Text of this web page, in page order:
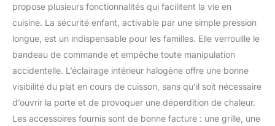
propose plusieurs fonctionnalités qui facilitent la vie en
cuisine. La sécurité enfant, activable par une simple pression
longue, est un indispensable pour les familles. Elle verrouille le
bandeau de commande et empêche toute manipulation
accidentelle. L’éclairage intérieur halogène offre une bonne
visibilité du plat en cours de cuisson, sans qu’il soit nécessaire
d’ouvrir la porte et de provoquer une déperdition de chaleur.
Les accessoires fournis sont de bonne facture : une grille, une